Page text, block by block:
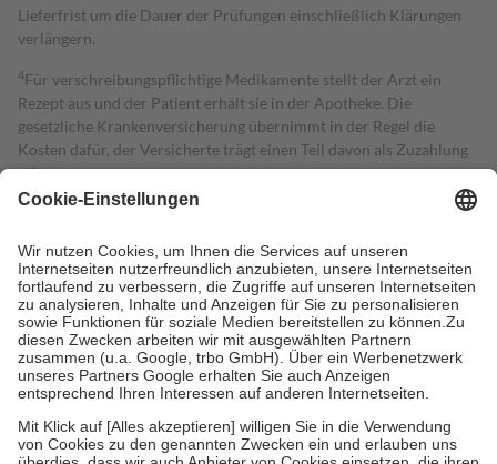
Lieferfrist um die Dauer der Prüfungen einschließlich Klärungen
verlängern.
4Für verschreibungspflichtige Medikamente stellt der Arzt ein
Rezept aus und der Patient erhält sie in der Apotheke. Die
gesetzliche Krankenversicherung übernimmt in der Regel die
Kosten dafür, der Versicherte trägt einen Teil davon als Zuzahlung
mit.
Grundsätzlich leisten Mitglieder Zuzahlungen in Höhe von zehn
höchstens zehn Euro.
Es sind jedoch nie mehr als die tatsächlichen
Kosten der Leistung zu entrichten.
Diese Regeln gelten grundsätzlich auch für Online-Apotheken.
Bei Heilmitteln und häuslicher Krankenpflege beträgt die
Zuzahlung zehn Prozent der Kosten sowie zehn Euro je
Verordnung.
Um das Engagement der Versicherten für ihre eigene Gesundheit zu
stärken und die besondere Stellung der Familie zu unterstützen,
fallenkeine Zuzahlungenan bei:
• Kindern und Jugendlichen bis zum vollendeten 18. Lebensjahr